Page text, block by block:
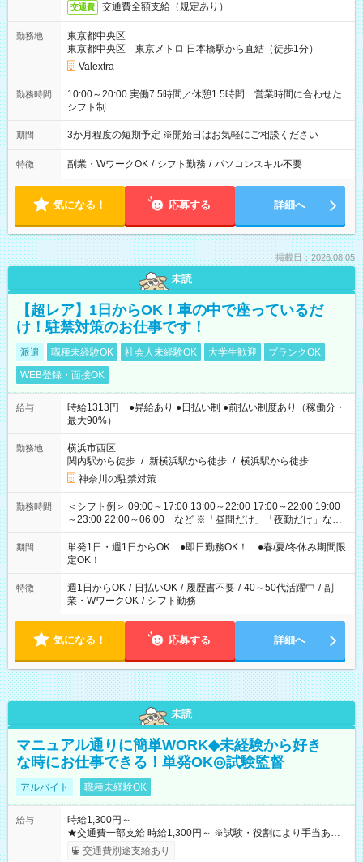
交通費 交通費全額支給（規定あり）
勤務地
東京都中央区
東京都中央区 東京メトロ 日本橋駅から直結（徒歩1分）
Valextra
勤務時間
10:00～20:00 実働7.5時間／休憩1.5時間 営業時間に合わせた
シフト制
期間 3か月程度の短期予定 ※開始日はお気軽にご相談ください
特徴 副業・WワークOK / シフト勤務 / パソコンスキル不要
気になる！ 応募する 詳細へ
掲載日：2026.08.05
未読
【超レア】1日からOK！車の中で座っているだ
け！駐禁対策のお仕事です！
派遣 職種未経験OK 社会人未経験OK 大学生歓迎
ブランクOK
WEB登録・面接OK
給与
時給1313円 ●昇給あり ●日払い制 ●前払い制度あり（稼働分・
最大90%）
勤務地
横浜市西区
関内駅から徒歩 / 新横浜駅から徒歩 / 横浜駅から徒歩
神奈川の駐禁対策
勤務時間
＜シフト例＞ 09:00～17:00 13:00～22:00 17:00～22:00 19:00
～23:00 22:00～06:00 など ※「昼間だけ」「夜勤だけ」など
の希望OK
期間
単発1日・週1日からOK ●即日勤務OK！ ●春/夏/冬休み期間限
定OK！
特徴 週1日からOK / 日払いOK / 履歴書不要 / 40～50代活躍中 / 副
業・WワークOK / シフト勤務
気になる！ 応募する 詳細へ
未読
マニュアル通りに簡単WORK◆未経験から好き
な時にお仕事できる！単発OK◎試験監督
アルバイト 職種未経験OK
給与
時給1,300円～
★交通費一部支給 時給1,300円～ ※試験・役割により手当あり
※勤務回数により昇給あり 【即給（前払い）オプションあ
り！】 希望される場合、勤務から1週間ほどで給与の一部を受け
交通費別途支給あり